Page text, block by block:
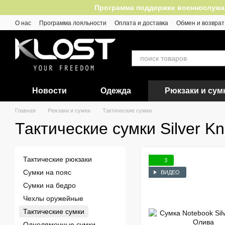
Перейти к основному контентуПрограмма поддержки
О нас Программа лояльности Оплата и доставка Обмен и возврат
Новости Одежда Рюкзаки и
Главная Рюкзаки и сумки Тактические сумки
Тактические сумки Silver
3
ВИДЕО
Тактические рюкзаки
Сумки на пояс
Сумки на бедро
Чехлы оружейные
Тактические сумки